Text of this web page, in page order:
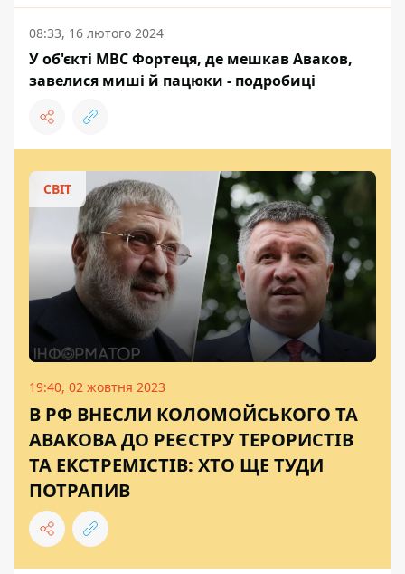
08:33, 16 лютого 2024
У об'єкті МВС Фортеця, де мешкав Аваков,
завелися миші й пацюки - подробиці
СВІТ
19:40, 02 жовтня 2023
В РФ ВНЕСЛИ КОЛОМОЙСЬКОГО ТА
АВАКОВА ДО РЕЄСТРУ ТЕРОРИСТІВ
ТА ЕКСТРЕМІСТІВ: ХТО ЩЕ ТУДИ
ПОТРАПИВ